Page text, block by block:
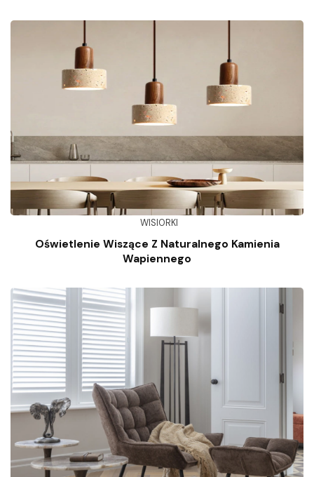
WISIORKI
Oświetlenie Wiszące Z Naturalnego Kamienia
Wapiennego